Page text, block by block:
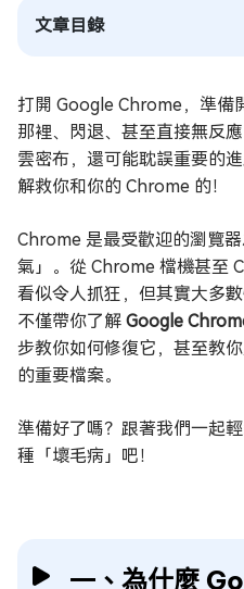
文章目錄
打開 Google Chrome，準備
那裡、閃退、甚至直接無反
雲密布，還可能耽誤重要的
解救你和你的 Chrome 的！
Chrome 是最受歡迎的瀏覽
氣」。從 Chrome 檔機甚至
看似令人抓狂，但其實大多
不僅帶你了解 Google
步教你如何修復它，甚至教
的重要檔案。
準備好了嗎？跟著我們一起
種「壞毛病」吧！
一、為什麼